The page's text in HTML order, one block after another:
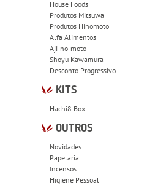
House Foods
Produtos Mitsuwa
Produtos Hinomoto
Alfa Alimentos
Aji-no-moto
Shoyu Kawamura
Desconto Progressivo
KITS
Hachi8 Box
OUTROS
Novidades
Papelaria
Incensos
Higiene Pessoal